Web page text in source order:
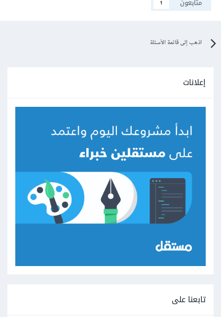
متابعون
1
اذهب إلى قائمة الأسئلة
إعلانات
تابعنا على